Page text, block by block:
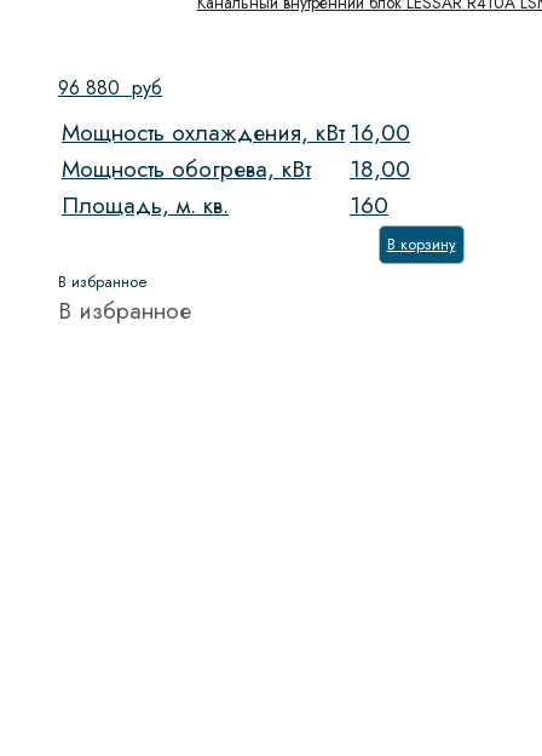
96 880 руб
Мощность охлаждения, кВт16,00
Мощность обогрева, кВт
18,00
Площадь, м. кв.
160
В корзину
В избранное
В избранное